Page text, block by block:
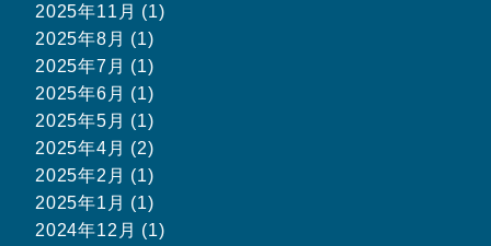
2025年11月 (1)
2025年8月 (1)
2025年7月 (1)
2025年6月 (1)
2025年5月 (1)
2025年4月 (2)
2025年2月 (1)
2025年1月 (1)
2024年12月 (1)